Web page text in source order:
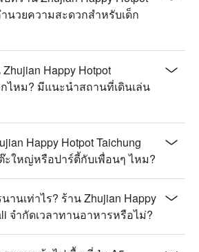
นวยความสะดวกสำหรับเด็ก
Happy Hotpot
ไหม? มีแนะนำสถานที่เดินเล่น
Happy Hotpot Taichung
ะใหญ่หรือปาร์ตี้กับเพื่อนๆ ไหม?
านเท่าไร? ร้าน Zhujian Happy
จำกัดเวลาทานอาหารหรือไม่?